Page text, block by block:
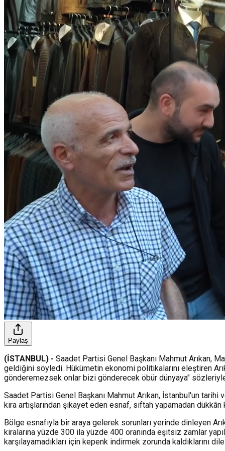
Paylaş
(İSTANBUL) - Saadet Partisi Genel Başkanı Mahmut Arıkan,
geldiğini söyledi. Hükümetin ekonomi politikalarını eleştiren
gönderemezsek onlar bizi gönderecek öbür dünyaya"
Saadet Partisi Genel Başkanı Mahmut Arıkan, İstanbul'un
kira artışlarından şikayet eden esnaf, siftah yapamadan
Bölge esnafıyla bir araya gelerek sorunları yerinde dinleyen
kiralarına yüzde 300 ila yüzde 400 oranında eşitsiz zamlar
karşılayamadıkları için kepenk indirmek zorunda kaldıklarını